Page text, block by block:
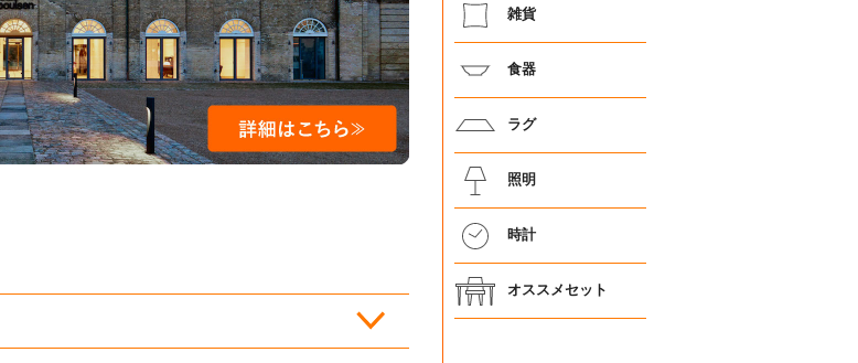
雑貨
食器
ラグ
照明
時計
オススメセット